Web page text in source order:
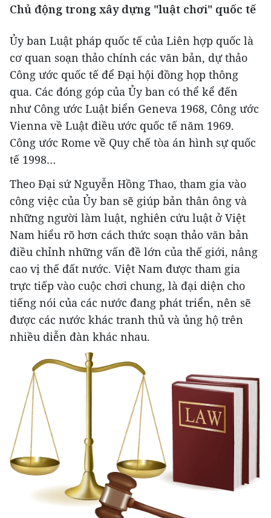
Chủ động trong xây dựng "luật chơi" quốc tế
Ủy ban Luật pháp quốc tế của Liên hợp quốc là
cơ quan soạn thảo chính các văn bản, dự thảo
Công ước quốc tế để Đại hội đồng họp thông
qua. Các đóng góp của Ủy ban có thể kể đến
như Công ước Luật biển Geneva 1968, Công ước
Vienna về Luật điều ước quốc tế năm 1969.
Công ước Rome về Quy chế tòa án hình sự quốc
tế 1998…
Theo Đại sứ Nguyễn Hồng Thao, tham gia vào
công việc của Ủy ban sẽ giúp bản thân ông và
những người làm luật, nghiên cứu luật ở Việt
Nam hiểu rõ hơn cách thức soạn thảo văn bản
điều chỉnh những vấn đề lớn của thế giới, nâng
cao vị thế đất nước. Việt Nam được tham gia
trực tiếp vào cuộc chơi chung, là đại diện cho
tiếng nói của các nước đang phát triển, nên sẽ
được các nước khác tranh thủ và ủng hộ trên
nhiều diễn đàn khác nhau.